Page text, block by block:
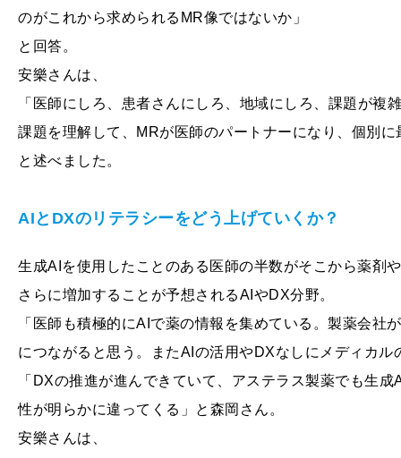
のがこれから求められるMR像ではないか」
と回答。
安樂さんは、
「医師にしろ、患者さんにしろ、地域にしろ、課題が
課題を理解して、MRが医師のパートナーになり、個別
と述べました。
AIとDXのリテラシーをどう上げていくか？
生成AIを使用したことのある医師の半数がそこから薬剤
さらに増加することが予想されるAIやDX分野。
「医師も積極的にAIで薬の情報を集めている。製薬会社
につながると思う。またAIの活用やDXなしにメディカ
「DXの推進が進んできていて、アステラス製薬でも生
性が明らかに違ってくる」と森岡さん。
安樂さんは、